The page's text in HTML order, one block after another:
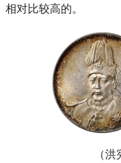
相对比较高的。
（